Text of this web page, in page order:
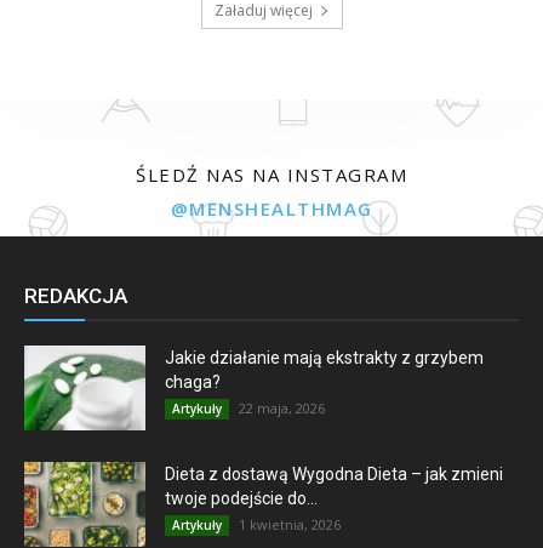
Załaduj więcej
ŚLEDŹ NAS NA INSTAGRAM
@MENSHEALTHMAG
REDAKCJA
Jakie działanie mają ekstrakty z grzybem
chaga?
Artykuły 22 maja, 2026
Dieta z dostawą Wygodna Dieta – jak zmieni
twoje podejście do...
Artykuły 1 kwietnia, 2026